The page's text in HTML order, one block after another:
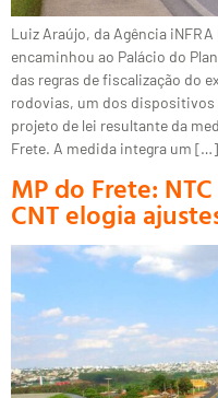
Luiz Araújo, da Agência
encaminhou ao Palácio do
das regras de fiscalização do
rodovias, um dos dispositivos
projeto de lei resultante da
Frete. A medida integra um […]
MP do Frete:
CNT elogia